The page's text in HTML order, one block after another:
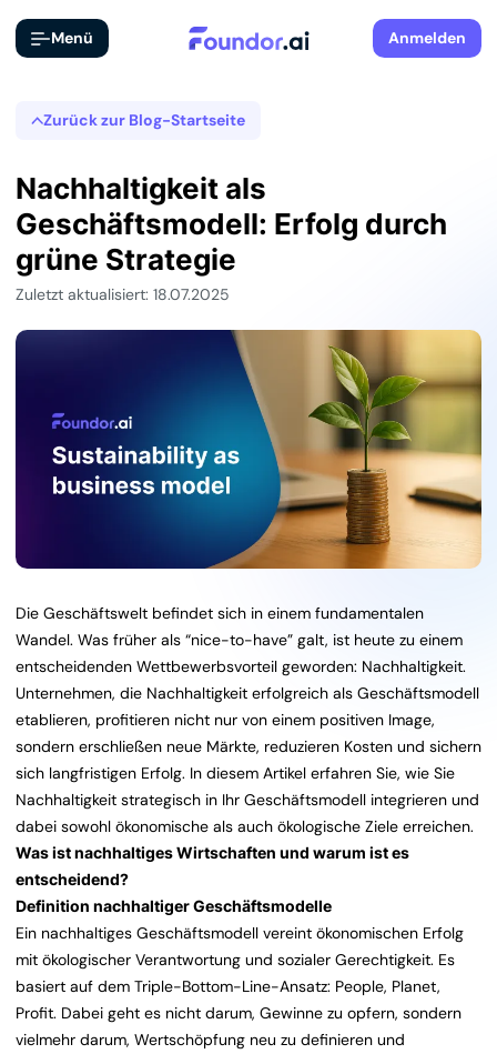
Menü Anmelden
Zurück zur Blog-Startseite
Nachhaltigkeit als
Geschäftsmodell: Erfolg durch
grüne Strategie
Zuletzt aktualisiert: 18.07.2025
Die Geschäftswelt befindet sich in einem fundamentalen
Wandel. Was früher als “nice-to-have” galt, ist heute zu einem
entscheidenden Wettbewerbsvorteil geworden: Nachhaltigkeit.
Unternehmen, die Nachhaltigkeit erfolgreich als Geschäftsmodell
etablieren, profitieren nicht nur von einem positiven Image,
sondern erschließen neue Märkte, reduzieren Kosten und sichern
sich langfristigen Erfolg. In diesem Artikel erfahren Sie, wie Sie
Nachhaltigkeit strategisch in Ihr Geschäftsmodell integrieren und
dabei sowohl ökonomische als auch ökologische Ziele erreichen.
Was ist nachhaltiges Wirtschaften und warum ist es
entscheidend?
Definition nachhaltiger Geschäftsmodelle
Ein nachhaltiges Geschäftsmodell vereint ökonomischen Erfolg
mit ökologischer Verantwortung und sozialer Gerechtigkeit. Es
basiert auf dem Triple-Bottom-Line-Ansatz: People, Planet,
Profit. Dabei geht es nicht darum, Gewinne zu opfern, sondern
vielmehr darum, Wertschöpfung neu zu definieren und